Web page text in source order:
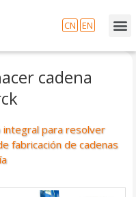
cadena
integral para resolver
fabricación de cadenas
CN EN